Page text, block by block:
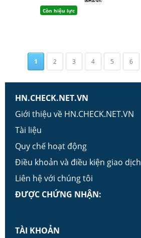
Còn hiệu lực
1 2 3 4 5 6
HN.CHECK.NET.VN
Giới thiệu về HN.CHECK.NET.VN
Tài liệu
Quy chế hoạt động
Điều khoản và điều kiện giao dịch
Liên hệ với chúng tôi
ĐƯỢC CHỨNG NHẬN:
TÀI KHOẢN